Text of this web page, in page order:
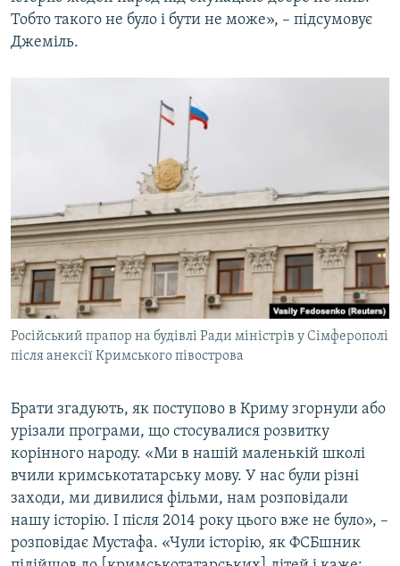
Тобто такого не було і бути не може», – підсумовує
Джеміль.
Російський прапор на будівлі Ради міністрів у Сімферополі
після анексії Кримського півострова
Брати згадують, як поступово в Криму згорнули або
урізали програми, що стосувалися розвитку
корінного народу. «Ми в нашій маленькій школі
вчили кримськотатарську мову. У нас були різні
заходи, ми дивилися фільми, нам розповідали
нашу історію. І після 2014 року цього вже не було», –
розповідає Мустафа. «Чули історію, як ФСБшник